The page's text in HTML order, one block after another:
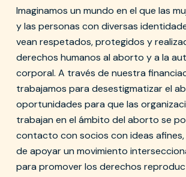
Imaginamos un mundo en el que las
y las personas con diversas
vean respetados, protegidos y
derechos humanos al aborto y a la
corporal. A través de nuestra
trabajamos para desestigmatizar el
oportunidades para que las
trabajan en el ámbito del aborto se
contacto con socios con ideas
de apoyar un movimiento
para promover los derechos